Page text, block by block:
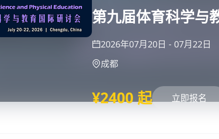
第九届体育科学与
2026年07月20日 - 07月22日
成都
¥2400 起 立即报名